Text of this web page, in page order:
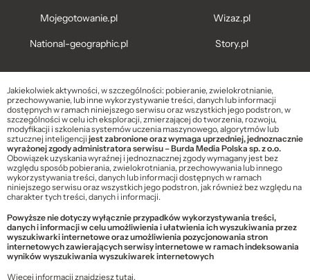
Mojegotowanie.pl
National-geographic.pl
Wizaz.pl
Story.pl
Jakiekolwiek aktywności, w szczególności: pobieranie, zwielokrotnianie,
przechowywanie, lub inne wykorzystywanie treści, danych lub informacji
dostępnych w ramach niniejszego serwisu oraz wszystkich jego podstron, w
szczególności w celu ich eksploracji, zmierzającej do tworzenia, rozwoju,
modyfikacji i szkolenia systemów uczenia maszynowego, algorytmów lub
sztucznej inteligencjijest zabronione oraz wymaga uprzedniej, jednoznacznie
wyrażonej zgody administratora serwisu – Burda Media Polska sp. z o.o.
Obowiązek uzyskania wyraźnej i jednoznacznej zgody wymagany jest bez
względu sposób pobierania, zwielokrotniania, przechowywania lub innego
wykorzystywania treści, danych lub informacji dostępnych w ramach
niniejszego serwisu oraz wszystkich jego podstron, jak również bez względu na
charakter tych treści, danych i informacji.
Powyższe nie dotyczy wyłącznie przypadków wykorzystywania treści,
danych i informacji w celu umożliwienia i ułatwienia ich wyszukiwania przez
wyszukiwarki internetowe oraz umożliwienia pozycjonowania stron
internetowych zawierających serwisy internetowe w ramach indeksowania
wyników wyszukiwania wyszukiwarek internetowych
Więcej informacji znajdziesztutaj.